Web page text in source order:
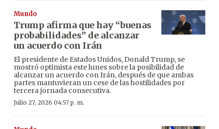
Mundo
Trump afirma que hay “buenas
probabilidades” de alcanzar
un acuerdo con Irán
El presidente de Estados Unidos, Donald Trump, se
mostró optimista este lunes sobre la posibilidad de
alcanzar un acuerdo con Irán, después de que ambas
partes mantuvieran un cese de las hostilidades por
tercera jornada consecutiva.
Julio 27, 2026 04:57 p. m.